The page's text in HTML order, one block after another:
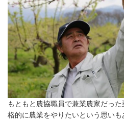
「フレーバートップ」・・・甘み
す。
8月下旬〜9月上旬
「ファンタジア」・・・濃厚な甘
ち密でやや硬めですが、果汁は多
す。
「秀峰」・・・ネクタリンの中で
もありバランスの良い味わいです。
8個から22個 遅めの品種の方が大
少なくなります）
もともと農協職員で兼業農家だっ
格的に農業をやりたいという思い